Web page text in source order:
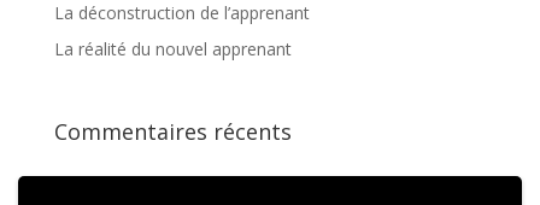
La déconstruction de l’apprenant
La réalité du nouvel apprenant
Commentaires récents